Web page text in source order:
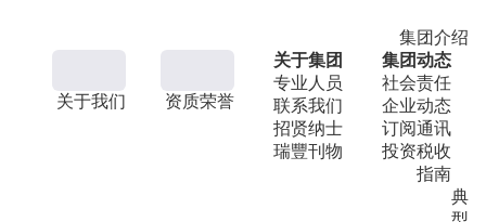
集团介绍
关于我们 资质荣誉
关于集团
专业人员
联系我们
招贤纳士
瑞豐刊物
集团动态
社会责任
企业动态
订阅通讯
投资税收
指南
典